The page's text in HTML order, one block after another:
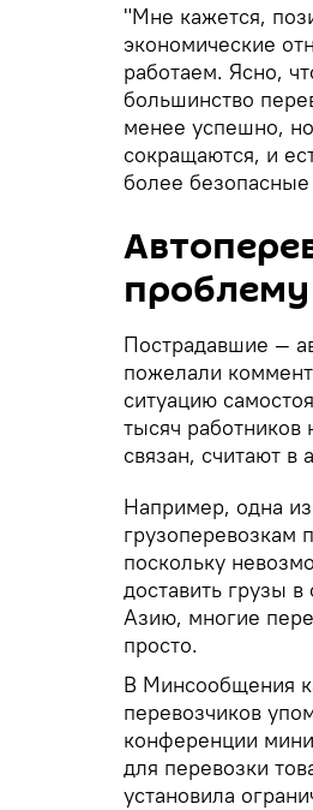
"Мне кажется,
экономические
работаем. Ясно,
большинство
менее успешно,
сокращаются, и
более
Пострадавшие —
пожелали
ситуацию
тысяч работников
связан, считают в
Например, одна
грузоперевозкам
поскольку
доставить грузы
Азию, многие
просто.
В Минсообщения
перевозчиков
конференции
для перевозки
установила